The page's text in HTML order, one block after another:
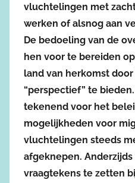
vluchtelingen met
werken of alsnog aan
De bedoeling van de
hen voor te bereiden
land van herkomst
“perspectief” te
tekenend voor het
mogelijkheden voor
vluchtelingen steeds
afgeknepen.
vraagtekens te zetten